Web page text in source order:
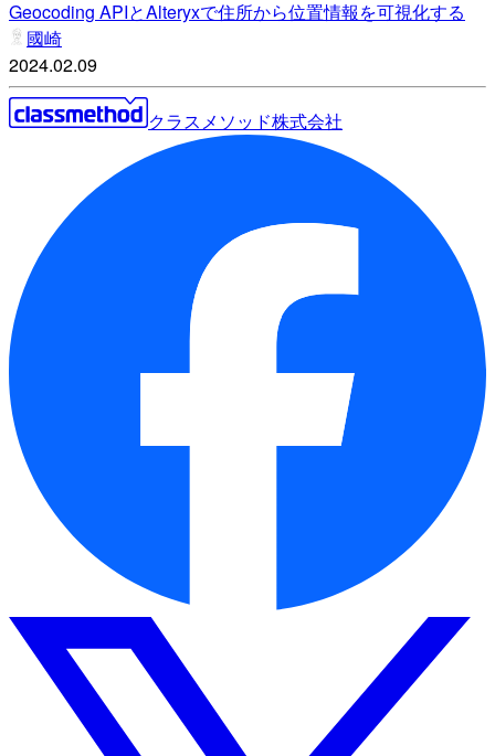
Geocoding APIとAlteryxで住所から位置情報を可視化する
國崎
2024.02.09
クラスメソッド株式会社